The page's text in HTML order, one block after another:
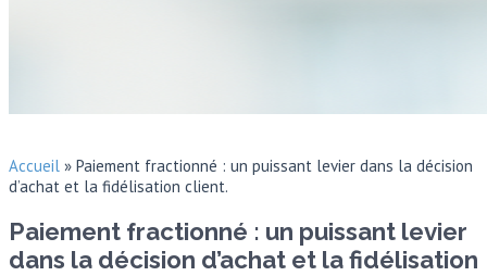
Accueil » Paiement fractionné : un puissant levier dans la décision
d’achat et la fidélisation client.
Paiement fractionné : un puissant levier
dans la décision d’achat et la fidélisation